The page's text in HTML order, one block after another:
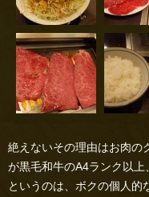
絶えないその理由はお肉の
が黒毛和牛のA4ランク以
というのは、ボクの個人的